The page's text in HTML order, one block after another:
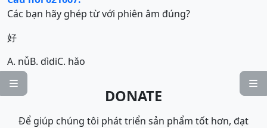


Các bạn hãy ghép từ với phiên âm đúng?
好
A. nǚB. dìdiC. hǎo
DONATE
Để giúp chúng tôi phát triển sản phẩm tốt hơn, đạt